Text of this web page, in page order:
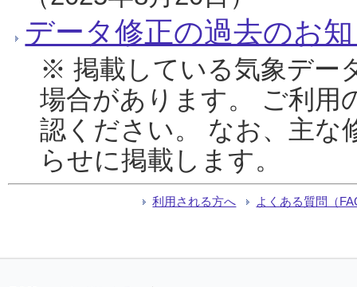
データ修正の過去のお
※ 掲載している気象デー
場合があります。 ご利用
認ください。 なお、主な
らせに掲載します。
利用される方へ よくある質問（